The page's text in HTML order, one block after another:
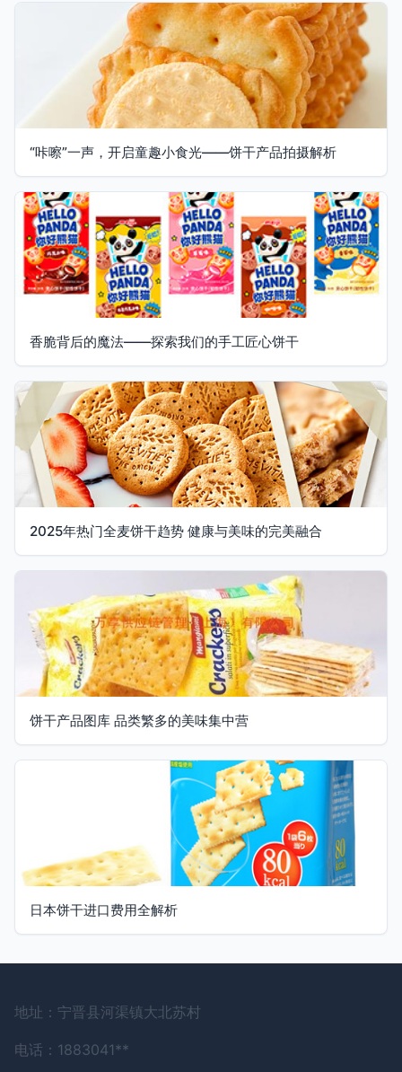
“咔嚓”一声，开启童趣小食光——饼干产品拍摄解析
香脆背后的魔法——探索我们的手工匠心饼干
2025年热门全麦饼干趋势 健康与美味的完美融合
饼干产品图库 品类繁多的美味集中营
日本饼干进口费用全解析
地址：宁晋县河渠镇大北苏村
电话：1883041**